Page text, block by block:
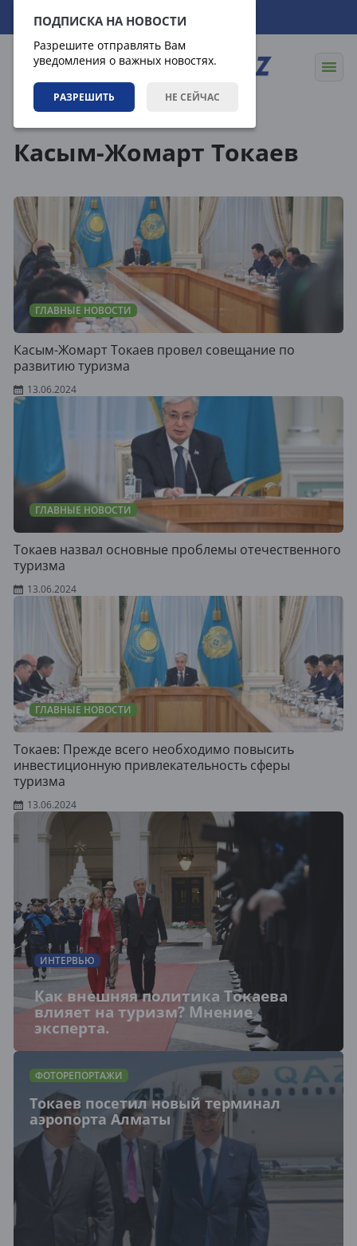
ПОДПИСКА НА НОВОСТИ
Разрешите отправлять Вам
уведомления о важных новостях.
РАЗРЕШИТЬ НЕ СЕЙЧАС
09.08.2026 09:59:57
Касым-Жомарт Токаев
ГЛАВНЫЕ НОВОСТИ
Касым-Жомарт Токаев провел совещание по
развитию туризма
13.06.2024
ГЛАВНЫЕ НОВОСТИ
Токаев назвал основные проблемы отечественного
туризма
13.06.2024
ГЛАВНЫЕ НОВОСТИ
Токаев: Прежде всего необходимо повысить
инвестиционную привлекательность сферы
туризма
13.06.2024
ИНТЕРВЬЮ
Как внешняя политика Токаева
влияет на туризм? Мнение
эксперта.
ФОТОРЕПОРТАЖИ
Токаев посетил новый терминал
аэропорта Алматы